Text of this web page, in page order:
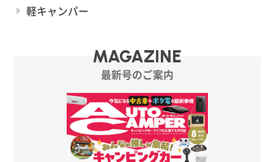
軽キャンパー
MAGAZINE
最新号のご案内